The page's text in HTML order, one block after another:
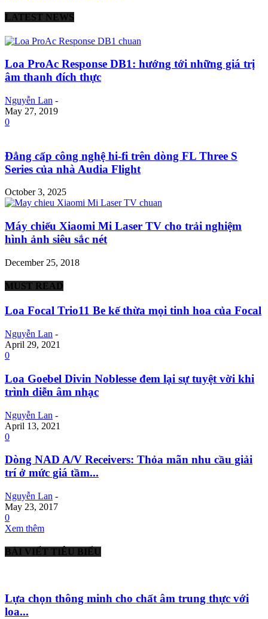
LATEST NEWS
Loa ProAc Response DB1: hướng tới những giá trị
âm thanh đích thực
Nguyễn Lan -
May 27, 2019
0
Đẳng cấp công nghệ hi-fi trên dòng FL Three S
Series của nhà Audia Flight
October 3, 2025
Máy chiếu Xiaomi Mi Laser TV cho trải nghiệm
hình ảnh siêu sắc nét
December 25, 2018
MUST READ
Loa Focal Trio11 Be kế thừa mọi tinh hoa của Focal
Nguyễn Lan -
April 29, 2021
0
Loa Goebel Divin Noblesse đem lại sự tuyệt vời khi
trình diễn âm nhạc
Nguyễn Lan -
April 13, 2021
0
Dòng NAD A/V Receivers: Thỏa mãn nhu cầu giải
trí ở mức giá tầm...
Nguyễn Lan -
May 23, 2017
0
Xem thêm
BÀI VIẾT TIÊU BIỂU
Lựa chọn thông minh cho chất âm trung thực với
loa...